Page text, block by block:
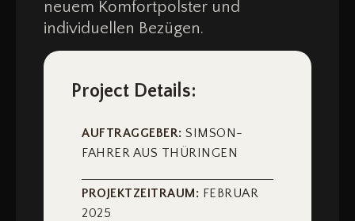
neuem Komfortpolster und
individuellen Bezügen.
Project Details:
AUFTRAGGEBER:SIMSON-
FAHRER AUS THÜRINGEN
PROJEKTZEITRAUM: FEBRUAR
2025